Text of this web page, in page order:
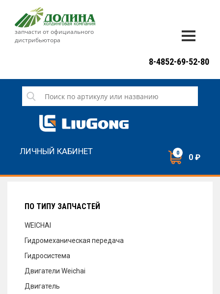
запчасти от официального
дистрибьютора
СЕРВИС
НОВОСТИ
8-4852-69-52-80
ЛИЧНЫЙ КАБИНЕТ 0 0 ₽
ПО ТИПУ ЗАПЧАСТЕЙ
WEICHAI
Гидромеханическая передача
Гидросистема
Двигатели Weichai
Двигатель